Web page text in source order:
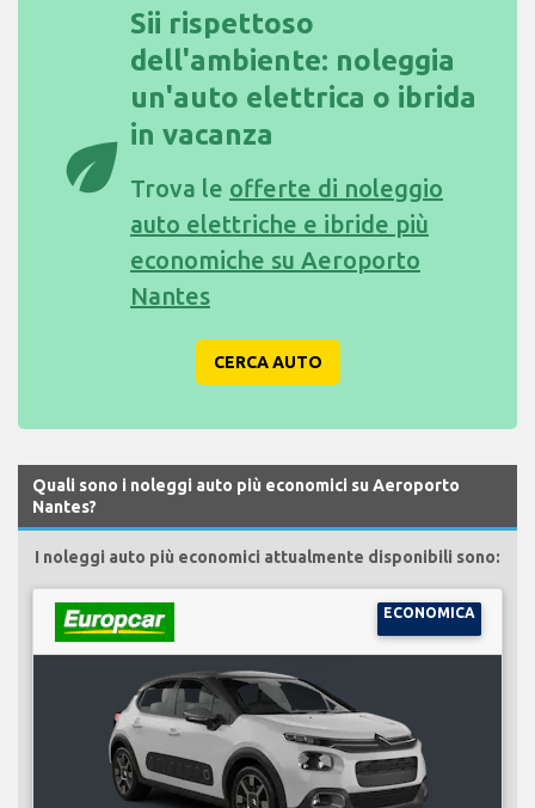
eco
Sii rispettoso
dell'ambiente: noleggia
un'auto elettrica o ibrida
in vacanza
Trova le offerte di noleggio
auto elettriche e ibride più
economiche su Aeroporto
Nantes
CERCA AUTO
Quali sono i noleggi auto più economici su Aeroporto
Nantes?
I noleggi auto più economici attualmente disponibili sono:
ECONOMICA